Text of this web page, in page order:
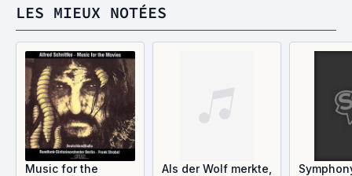
LES MIEUX NOTÉES
Music for the
Als der Wolf merkte,